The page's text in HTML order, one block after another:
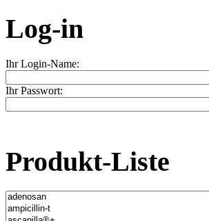
Log-in
Ihr Login-Name:
Ihr Passwort:
Produkt-Liste